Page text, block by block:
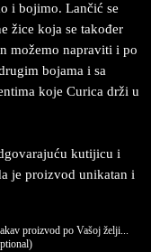
i bojimo. Lančić se
žice koja se također
možemo napraviti i po
bojama i sa
koje Curica drži u
kutijicu i
je proizvod unikatan i
proizvod po Vašoj želji...